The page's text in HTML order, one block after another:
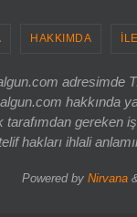
HAKKIMDA
gereken
hakları ihlali
Powered by Nirvana